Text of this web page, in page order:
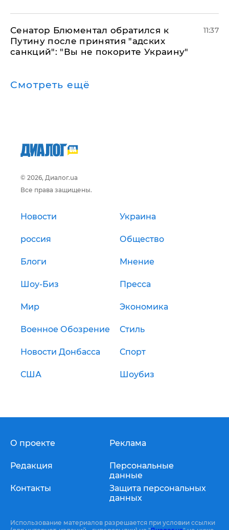
Сенатор Блюментал обратился к
Путину после принятия "адских
санкций": "Вы не покорите Украину"
11:37
Смотреть ещё
© 2026, Диалог.ua
Все права защищены.
Новости Украина
россия Общество
Блоги Мнение
Шоу-Биз Пресса
Мир Экономика
Военное Обозрение Стиль
Новости Донбасса Спорт
США Шоубиз
О проекте
Редакция
Контакты
Реклама
Персональные
данные
Защита персональных
данных
Использование материалов разрешается при условии ссылки